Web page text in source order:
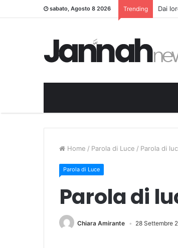
sabato, Agosto 8 2026 Trending Dai
Home / Parola di Luce / Parola di
Parola di Luce
Parola di
Chiara Amirante 28 Settembre